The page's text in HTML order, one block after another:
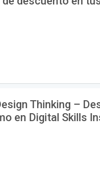
Thinking –
en Digital Skills